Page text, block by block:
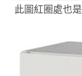
此圖紅圈處也是